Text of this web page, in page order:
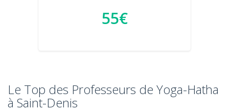
55€
Le Top des Professeurs de Yoga-Hatha
à Saint-Denis